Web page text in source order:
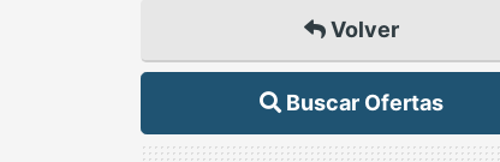
Volver
Buscar Ofertas